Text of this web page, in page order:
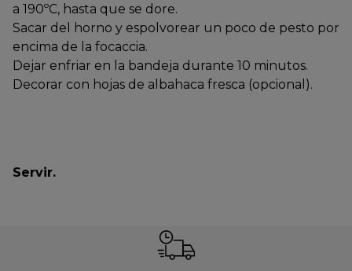
a 190ºC, hasta que se dore.
Sacar del horno y espolvorear un poco de pesto por
encima de la focaccia.
Dejar enfriar en la bandeja durante 10 minutos.
Decorar con hojas de albahaca fresca (opcional).
Servir.